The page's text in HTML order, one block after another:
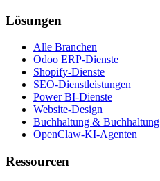
Lösungen
Alle Branchen
Odoo ERP-Dienste
Shopify-Dienste
SEO-Dienstleistungen
Power BI-Dienste
Website-Design
Buchhaltung & Buchhaltung
OpenClaw-KI-Agenten
Ressourcen